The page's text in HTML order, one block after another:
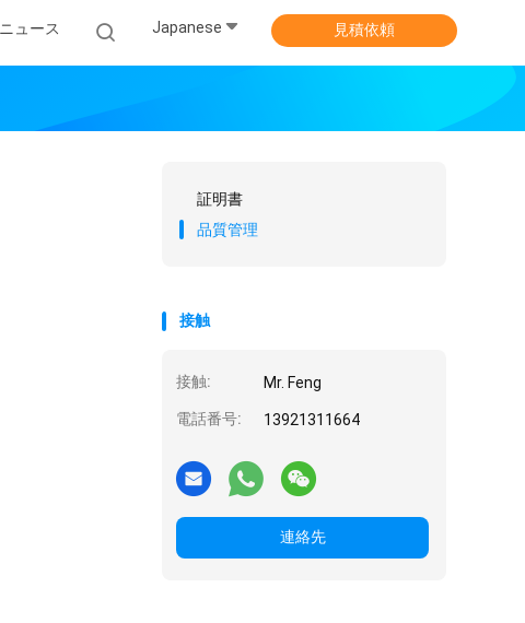
ニュース Japanese 見積依頼
証明書
品質管理
接触
接触: Mr. Feng
電話番号: 13921311664
連絡先